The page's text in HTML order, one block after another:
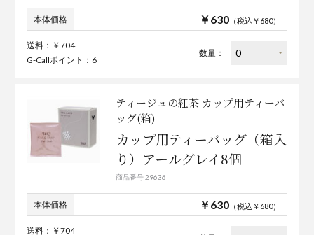
本体価格 ￥630（税込￥680）
送料：￥704
G-Callポイント：6
数量：
ティージュの紅茶 カップ用ティーバ
ッグ(箱)
カップ用ティーバッグ（箱入
り）アールグレイ8個
商品番号 29636
本体価格 ￥630（税込￥680）
送料：￥704